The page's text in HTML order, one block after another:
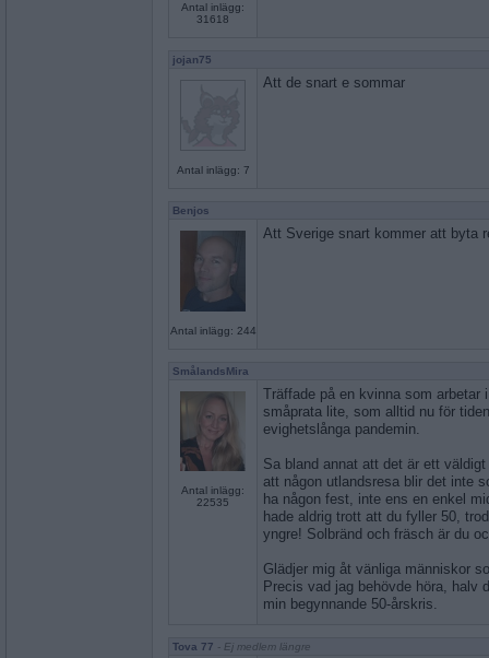
Antal inlägg:
31618
jojan75
Antal inlägg: 7
Att de snart e sommar
Benjos
Antal inlägg: 244
Att Sverige snart kommer att byta
SmålandsMira
Antal inlägg:
22535
Träffade på en kvinna som arbetar
småprata lite, som alltid nu för
evighetslånga pandemin.
Sa bland annat att det är ett
att någon utlandsresa blir det inte
ha någon fest, inte ens en enkel
hade aldrig trott att du fyller 50,
yngre! Solbränd och fräsch är du
Glädjer mig åt vänliga människor
Precis vad jag behövde höra, halv
min begynnande 50-årskris.
Tova 77 - Ej medlem längre